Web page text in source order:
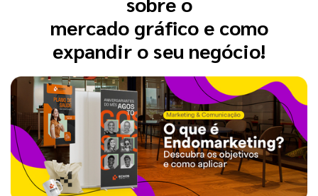
mercado gráfico e como
expandir o seu negócio!